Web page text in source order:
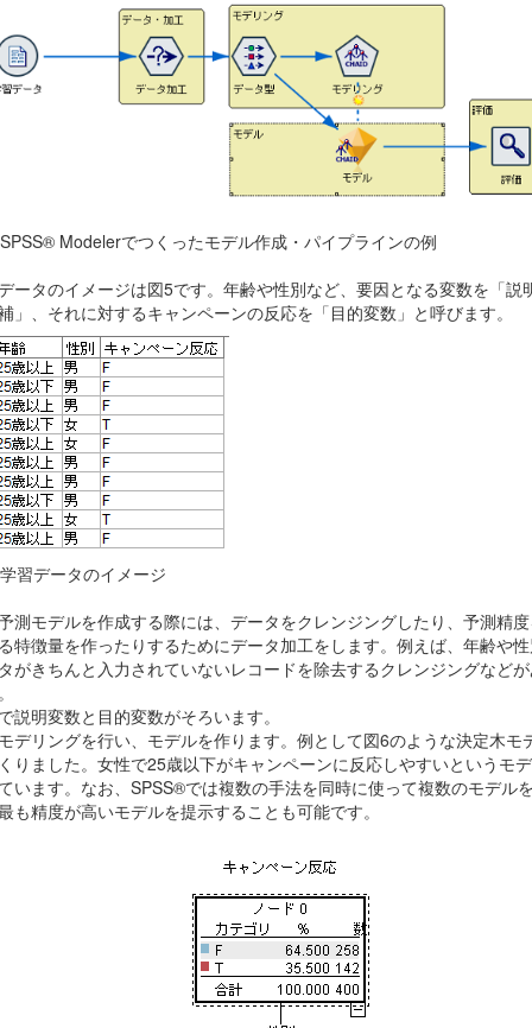
SPSS® Modelerでつくったモデル作成・パイプラインの例
ータのイメージは図5です。年齢や性別など、要因となる変数を「説
」、それに対するキャンペーンの反応を「目的変数」と呼びます。
習データのイメージ
測モデルを作成する際には、データをクレンジングしたり、予測精
特徴量を作ったりするためにデータ加工をします。例えば、年齢や
がきちんと入力されていないレコードを除去するクレンジングなど
説明変数と目的変数がそろいます。
デリングを行い、モデルを作ります。例として図6のような決定木モ
りました。女性で25歳以下がキャンペーンに反応しやすいというモ
います。なお、 SPSS®では複数の手法を同時に使って複数のモデル
も精度が高いモデルを提示することも可能です。